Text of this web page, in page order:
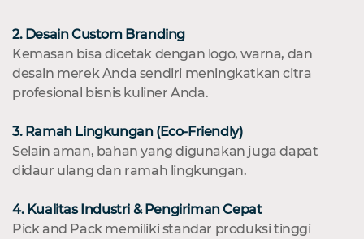
2. Desain Custom Branding
Kemasan bisa dicetak dengan logo, warna, dan
desain merek Anda sendiri meningkatkan citra
profesional bisnis kuliner Anda.
3. Ramah Lingkungan (Eco-Friendly)
Selain aman, bahan yang digunakan juga dapat
didaur ulang dan ramah lingkungan.
4. Kualitas Industri & Pengiriman Cepat
Pick and Pack memiliki standar produksi tinggi